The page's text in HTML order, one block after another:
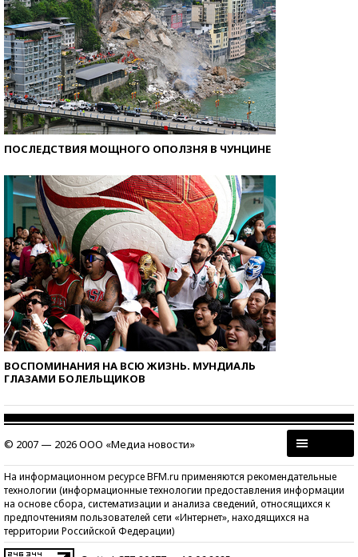
ПОСЛЕДСТВИЯ МОЩНОГО ОПОЛЗНЯ В ЧУНЦИНЕ
ВОСПОМИНАНИЯ НА ВСЮ ЖИЗНЬ. МУНДИАЛЬ
ГЛАЗАМИ БОЛЕЛЬЩИКОВ
© 2007 — 2026 ООО «Медиа новости»
На информационном ресурсе BFM.ru применяются рекомендательные
технологии (информационные технологии предоставления информации
на основе сбора, систематизации и анализа сведений, относящихся к
предпочтениям пользователей сети «Интернет», находящихся на
территории Российской Федерации)